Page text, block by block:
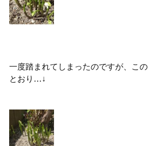
一度踏まれてしまったのですが、この
とおり…↓